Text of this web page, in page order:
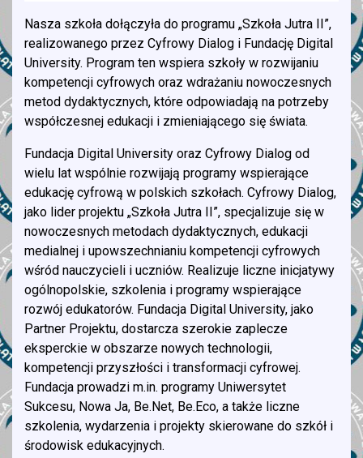
Nasza szkoła dołączyła do programu „Szkoła Jutra II”,
realizowanego przez Cyfrowy Dialog i Fundację Digital
University. Program ten wspiera szkoły w rozwijaniu
kompetencji cyfrowych oraz wdrażaniu nowoczesnych
metod dydaktycznych, które odpowiadają na potrzeby
współczesnej edukacji i zmieniającego się świata.
Fundacja Digital University oraz Cyfrowy Dialog od
wielu lat wspólnie rozwijają programy wspierające
edukację cyfrową w polskich szkołach. Cyfrowy Dialog,
jako lider projektu „Szkoła Jutra II”, specjalizuje się w
nowoczesnych metodach dydaktycznych, edukacji
medialnej i upowszechnianiu kompetencji cyfrowych
wśród nauczycieli i uczniów. Realizuje liczne inicjatywy
ogólnopolskie, szkolenia i programy wspierające
rozwój edukatorów. Fundacja Digital University, jako
Partner Projektu, dostarcza szerokie zaplecze
eksperckie w obszarze nowych technologii,
kompetencji przyszłości i transformacji cyfrowej.
Fundacja prowadzi m.in. programy Uniwersytet
Sukcesu, Nowa Ja, Be.Net, Be.Eco, a także liczne
szkolenia, wydarzenia i projekty skierowane do szkół i
środowisk edukacyjnych.